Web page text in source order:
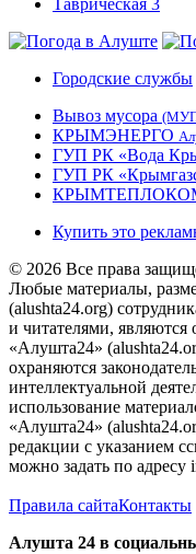
Городские службы
Вывоз мусора
КРЫМЭНЕРГО
ГУП РК «Вода
ГУП РК
Купить это
© 2026 Все права
Любые материалы,
(alushta24.org)
и читателями, являются
«Алушта24»
охраняются
интеллектуальной
использование
«Алушта24»
редакции с указанием
можно задать по адресу
Правила сайтаКонтакты
Алушта 24 в